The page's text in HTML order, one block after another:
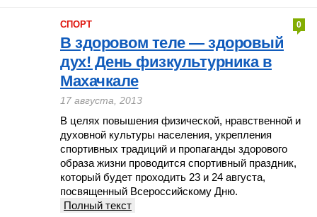
СПОРТ 0
В здоровом теле — здоровый
дух! День физкультурника в
Махачкале
17 августа, 2013
В целях повышения физической, нравственной и
духовной культуры населения, укрепления
спортивных традиций и пропаганды здорового
образа жизни проводится спортивный праздник,
который будет проходить 23 и 24 августа,
посвященный Всероссийскому Дню.
Полный текст